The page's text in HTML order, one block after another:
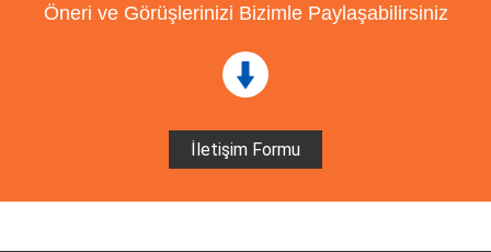
Öneri ve Görüşlerinizi Bizimle Paylaşabilirsiniz
İletişim Formu